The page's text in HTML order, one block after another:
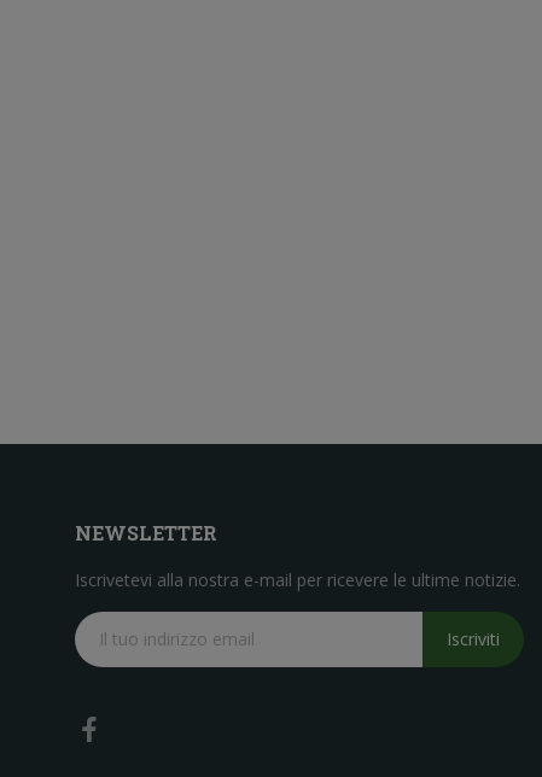
NEWSLETTER
Iscrivetevi alla nostra e-mail per ricevere le ultime notizie.
Iscriviti